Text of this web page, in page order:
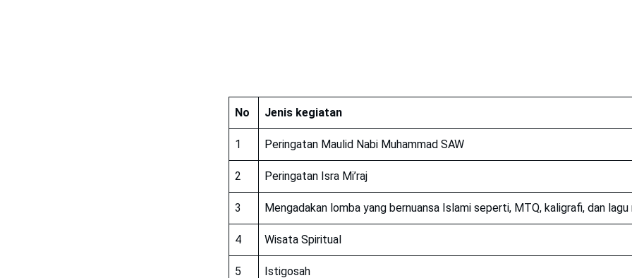
No Jenis kegiatan
1 Peringatan Maulid Nabi Muhammad SAW
2 Peringatan Isra Mi’raj
3 Mengadakan lomba yang bernuansa Islami seperti, MTQ, kaligrafi, dan lagu
4 Wisata Spiritual
5 Istigosah